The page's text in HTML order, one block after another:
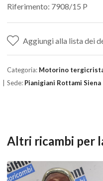
Riferimento: 7908/15 P
Aggiungi alla lista dei
Categoria: Motorino
Sede: Pianigiani Rottami Siena
Altri ricambi per